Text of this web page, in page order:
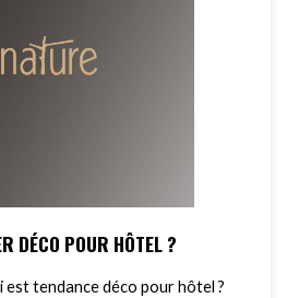
DÉCO POUR HÔTEL ?
est tendance déco pour hôtel ?